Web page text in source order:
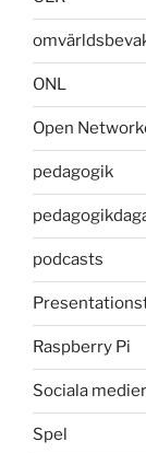
ONL
Open
pedagogik
podcasts
Raspberry Pi
Sociala medier
Spel